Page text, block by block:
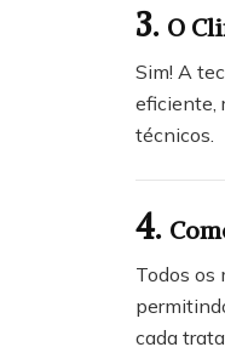
3. O
Sim! A
eficiente,
técnicos.
4.
Todos os
cada